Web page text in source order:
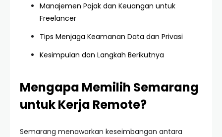
Manajemen Pajak dan Keuangan untuk
Freelancer
Tips Menjaga Keamanan Data dan Privasi
Kesimpulan dan Langkah Berikutnya
Mengapa Memilih Semarang
untuk Kerja Remote?
Semarang menawarkan keseimbangan antara